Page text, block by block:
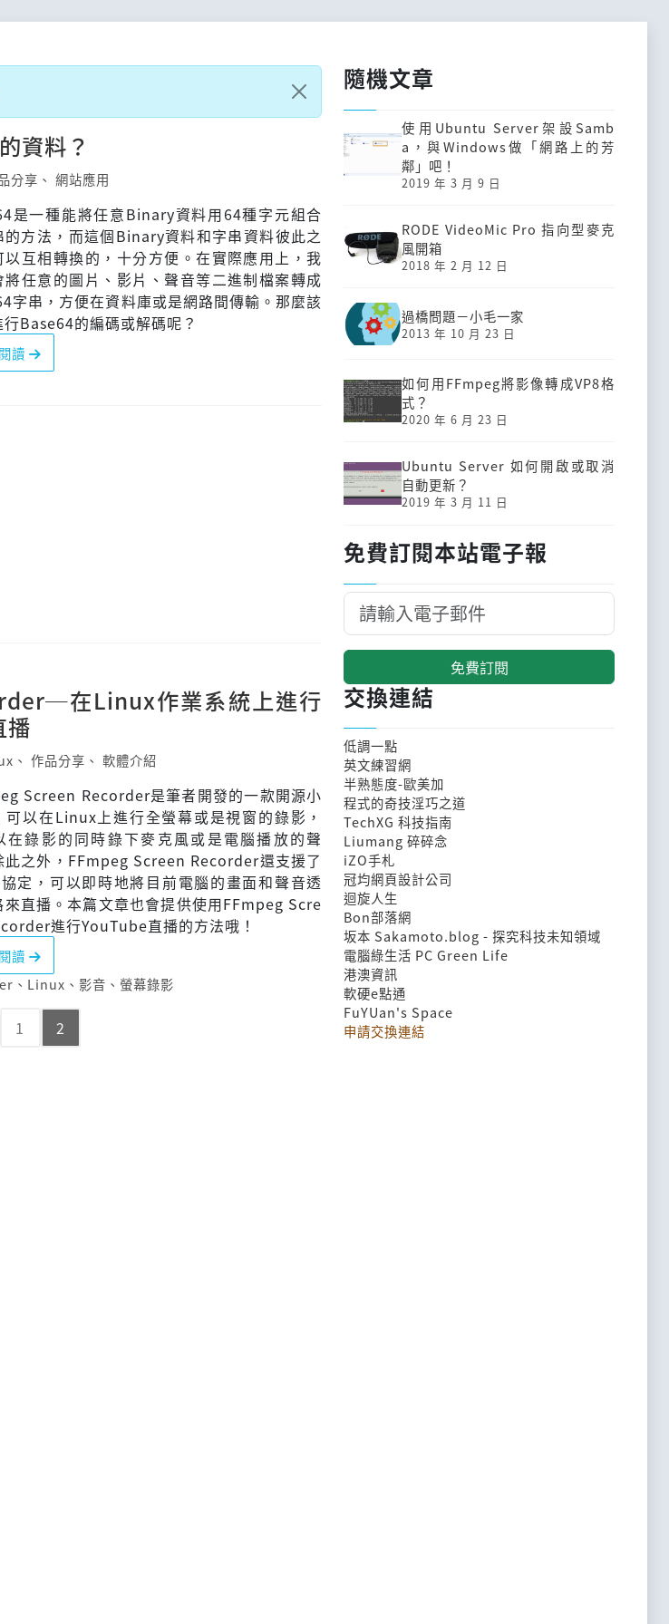
資料？
分享 、 網站應用
是一種能將任意Binary資料用64種字元組合
的方法，而這個Binary資料和字串資料彼此之
以互相轉換的，十分方便。在實際應用上，我
將任意的圖片、影片、聲音等二進制檔案轉成
字串，方便在資料庫或是網路間傳輸。那麼該
Base64的編碼或解碼呢？
讀
在Linux作業系統上進行
播
、 作品分享 、 軟體介紹
Screen Recorder是筆者開發的一款開源小
可以在Linux上進行全螢幕或是視窗的錄影，
在錄影的同時錄下麥克風或是電腦播放的聲
此之外，FFmpeg Screen Recorder還支援了
定，可以即時地將目前電腦的畫面和聲音透
來直播。本篇文章也會提供使用FFmpeg Scre
進行YouTube直播的方法哦！
讀
、 Linux 、 影音 、 螢幕錄影
1 2
隨機文章
使用Ubuntu Server架設Samb
a，與Windows做「網路上的芳
鄰」吧！
2019 年 3 月 9 日
RODE VideoMic Pro 指向型麥克
風開箱
2018 年 2 月 12 日
過橋問題－小毛一家
2013 年 10 月 23 日
如何用FFmpeg將影像轉成VP8格
式？
2020 年 6 月 23 日
Ubuntu Server 如何開啟或取消
自動更新？
2019 年 3 月 11 日
免費訂閱本站電子報
免費訂閱
交換連結
低調一點
英文練習網
半熟態度-歐美加
程式的奇技淫巧之道
TechXG 科技指南
Liumang 碎碎念
iZO手札
冠均網頁設計公司
迴旋人生
Bon部落網
坂本 Sakamoto.blog - 探究科技未知領域
電腦綠生活 PC Green Life
港澳資訊
軟硬e點通
FuYUan's Space
申請交換連結